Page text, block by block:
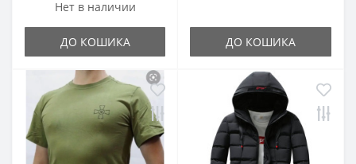
Нет в наличии
ДО КОШИКА ДО КОШИКА